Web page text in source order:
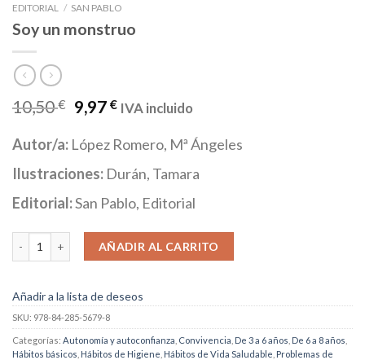
EDITORIAL / SAN PABLO
Soy un monstruo
10,50€ 9,97€ IVA incluido
Autor/a: López Romero, Mª Ángeles
Ilustraciones: Durán, Tamara
Editorial:San Pablo, Editorial
Soy un monstruo cantidad
AÑADIR AL CARRITO
Añadir a la lista de deseos
SKU: 978-84-285-5679-8
Categorías: Autonomía y autoconfianza Convivencia De 3 a 6 años De 6 a 8 años
Hábitos básicos Hábitos de Higiene Hábitos de Vida Saludable Problemas de